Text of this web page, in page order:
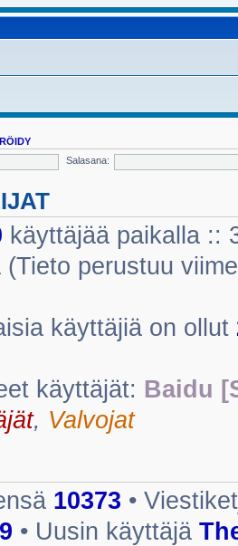
Salasana:
käyttäjää paikalla ::
(Tieto perustuu
käyttäjiä on ollut
käyttäjät: Baidu
, Valvojat
10373 •
• Uusin käyttäjä